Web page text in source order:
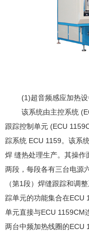
(1)超音频感应加热设
该系统由主控系统
跟踪控制单元 (ECU
踪系统 ECU 1159。该系
焊 缝热处理生产。其操作
两段，每段各有三台电源
（第1段）焊缝跟踪和调
踪单元的功能集合在ECU
单元直接与ECU 1159CM
两台中频加热线圈的ECU